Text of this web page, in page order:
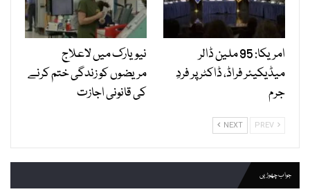
امریکا: 95 ملین ڈالر
میڈیکیئر فراڈ، ڈاکٹر پر فردِ
جرم
نیویارک میں لاعلاج
مریضوں کو زندگی ختم کرنے
کی قانونی اجازت
NEXT
جواب چھوڑیں